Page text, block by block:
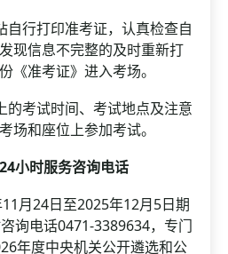
打印准考证，认真检查自
现信息不完整的及时重新打
《准考证》进入考场。
考试时间、考试地点及注意
场和座位上参加考试。
时服务咨询电话
24日至2025年12月5日期
询电话0471-3389634，专门
年度中央机关公开遴选和公